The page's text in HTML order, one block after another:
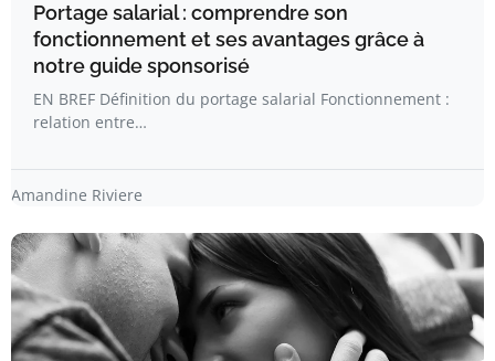
Portage salarial : comprendre son
fonctionnement et ses avantages grâce à
notre guide sponsorisé
EN BREF Définition du portage salarial Fonctionnement :
relation entre…
Amandine Riviere